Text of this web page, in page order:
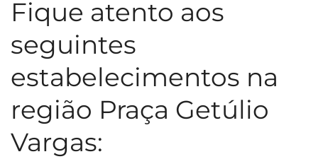
Fique atento aos
seguintes
estabelecimentos na
região Praça Getúlio
Vargas: